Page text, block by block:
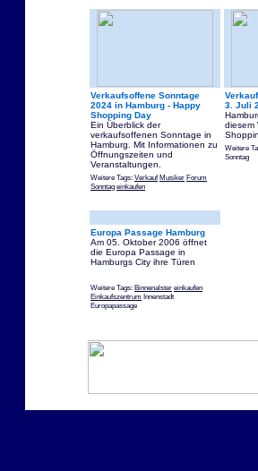
Verkaufsoffene Sonntage
2024 in Hamburg - Happy
Shopping Day
Ein Überblick der
verkaufsoffenen Sonntage in
Hamburg. Mit Informationen zu
Öffnungszeiten und
Veranstaltungen.
Weitere Tags: Verkauf Musiker Forum
Sonntag einkaufen
3. Juli
diesem
Weitere
Sonntag
Europa Passage Hamburg
Am 05. Oktober 2006 öffnet
die Europa Passage in
Hamburgs City ihre Türen
Weitere Tags: Binnenalster einkaufen
Einkaufszentrum Innenstadt
Europapassage